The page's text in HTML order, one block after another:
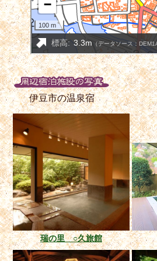
伊豆市の温泉宿
瑞の里 ○久旅館